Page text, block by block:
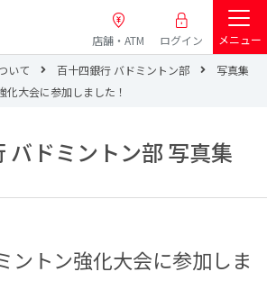
店舗・ATM ログイン
メニュー
いて 百十四銀行 バドミントン部
写真集
化大会に参加しました！
バドミントン部 写真集
ントン強化大会に参加しま